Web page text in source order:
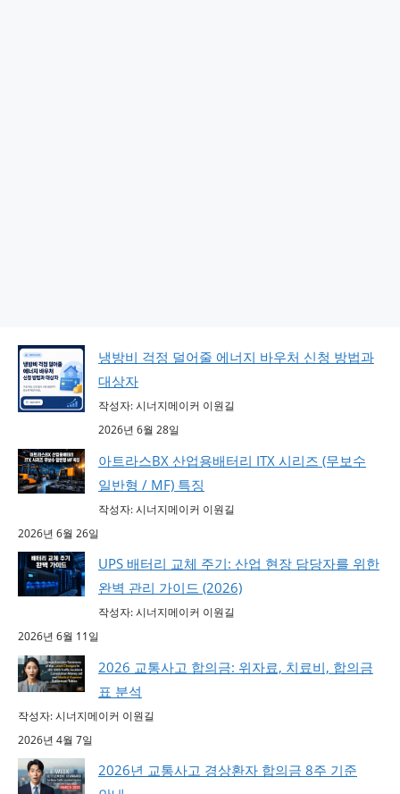
냉방비 걱정 덜어줄 에너지 바우처 신청 방법과
대상자
작성자: 시너지메이커 이원길
2026년 6월 28일
아트라스BX 산업용배터리 ITX 시리즈 (무보수
일반형 / MF) 특징
작성자: 시너지메이커 이원길
2026년 6월 26일
UPS 배터리 교체 주기: 산업 현장 담당자를 위한
완벽 관리 가이드 (2026)
작성자: 시너지메이커 이원길
2026년 6월 11일
2026 교통사고 합의금: 위자료, 치료비, 합의금
표 분석
작성자: 시너지메이커 이원길
2026년 4월 7일
2026년 교통사고 경상환자 합의금 8주 기준